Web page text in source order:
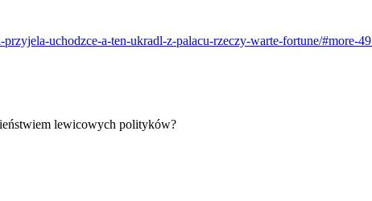
uchodzce-a-ten-ukradl-z-palacu-rzeczy-warte-fortune/#more-
lewicowych polityków?